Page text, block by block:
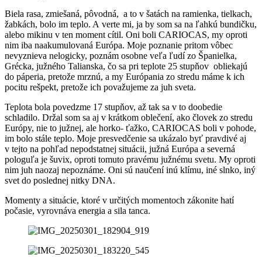
Biela rasa, zmiešaná, pôvodná, a to v šatách na ramienka, tielkach,
žabkách, bolo im teplo. A verte mi, ja by som sa na ľahkú bundičku,
alebo mikinu v ten moment cítil. Oni boli CARIOCAS, my oproti
nim iba naakumulovaná Európa. Moje poznanie pritom vôbec
nevyznieva nelogicky, poznám osobne veľa ľudí zo Španielka,
Grécka, južného Talianska, čo sa pri teplote 25 stupňov obliekajú
do páperia, pretože mrznú, a my Európania zo stredu máme k ich
pocitu rešpekt, pretože ich považujeme za juh sveta.
Teplota bola povedzme 17 stupňov, až tak sa v to doobedie
schladilo. Držal som sa aj v krátkom oblečení, ako človek zo stredu
Európy, nie to južnej, ale horko- ťažko, CARIOCAS boli v pohode,
im bolo stále teplo. Moje presvedčenie sa ukázalo byť pravdivé aj
v tejto na pohľad nepodstatnej situácii, južná Európa a severná
pologuľa je šuvix, oproti tomuto pravému južnému svetu. My oproti
nim juh naozaj nepoznáme. Oni sú naučení inú klímu, iné slnko, iný
svet do poslednej nitky DNA.
Momenty a situácie, ktoré v určitých momentoch zákonite hatí
počasie, vyrovnáva energia a sila tanca.